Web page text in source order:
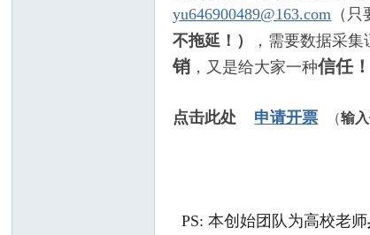
yu646900489@163.com （
不拖延！）
， 需要数据采集
销 ，又是给大家一种信任！
点击此处 申请开票 （输
PS: 本创始团队为高校老师